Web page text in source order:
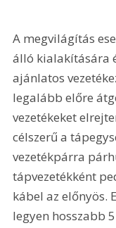
A megvilágítás
álló kialakítására
ajánlatos
legalább előre
vezetékeket
célszerű a
vezetékpárra
tápvezetékként
kábel az előnyös.
legyen hosszabb